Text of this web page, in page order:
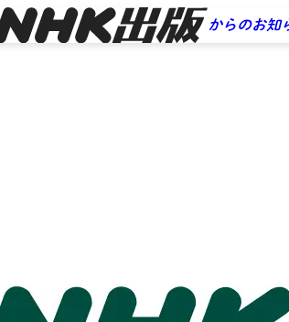
からのお知